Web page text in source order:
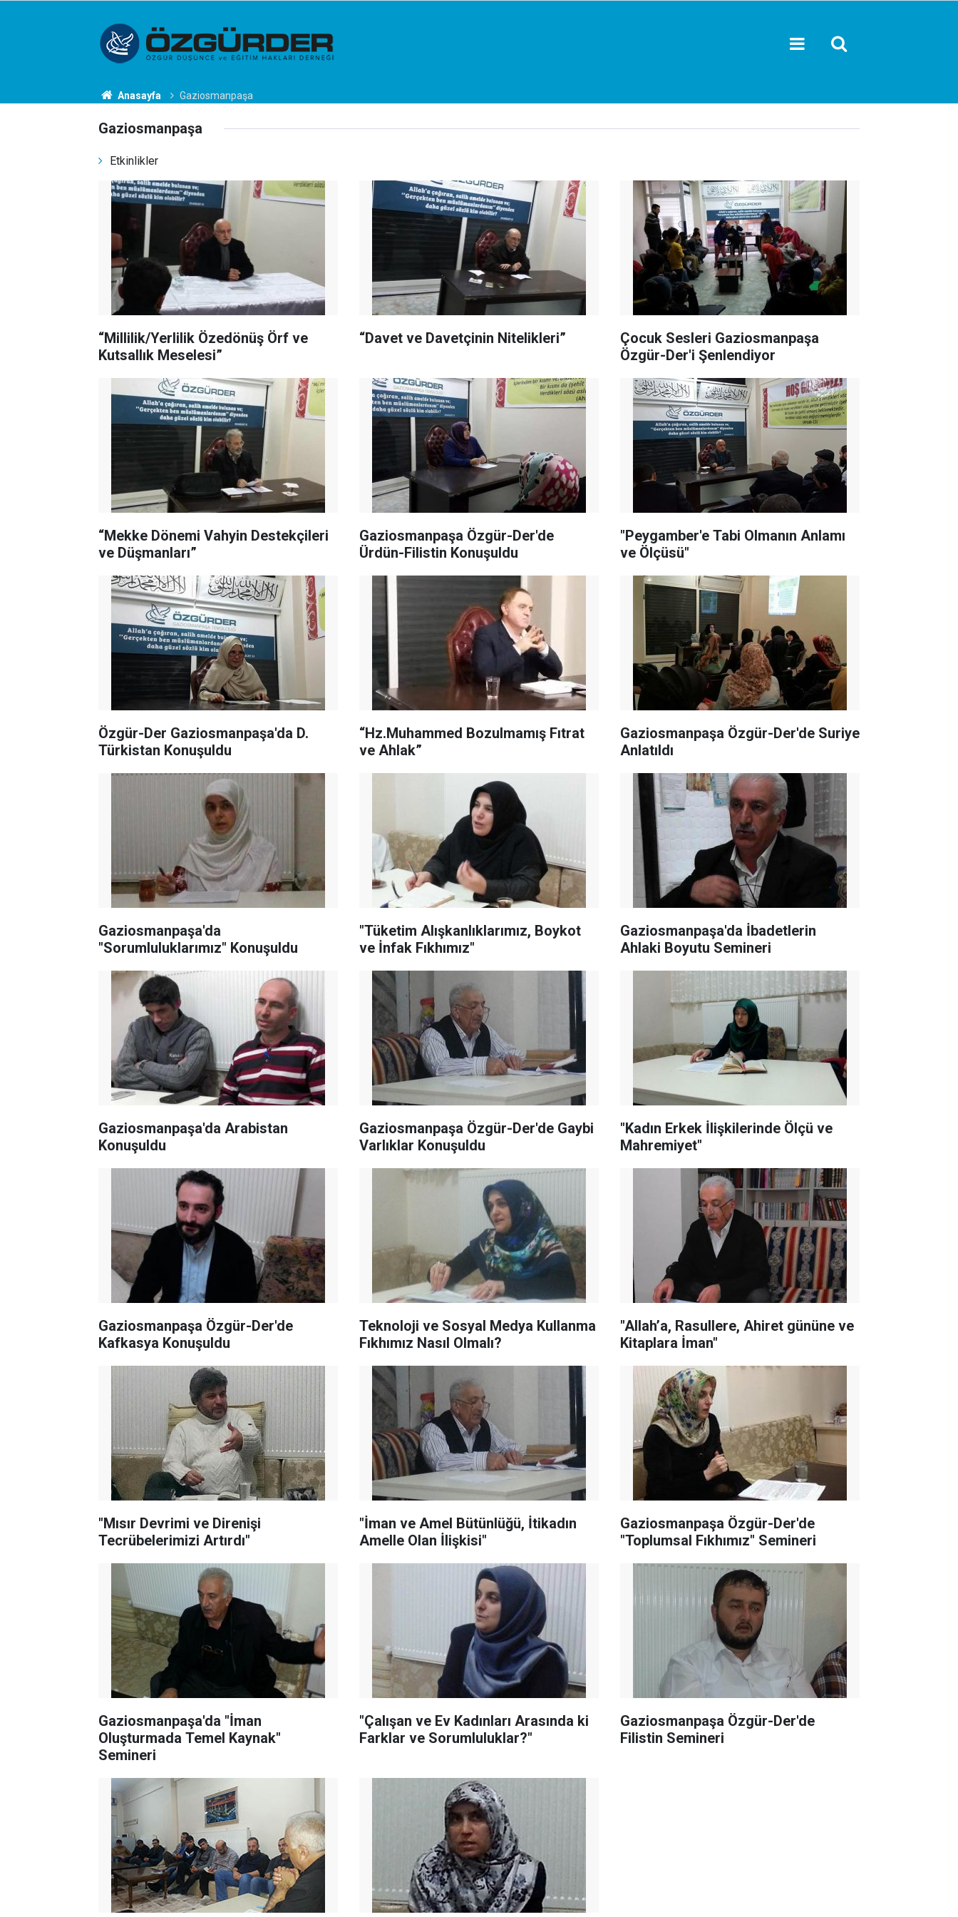
Anasayfa Gaziosmanpaşa
Gaziosmanpaşa
Etkinlikler
“Millilik/Yerlilik Özedönüş Örf ve
Kutsallık Meselesi”
“Davet ve Davetçinin Nitelikleri”
Çocuk Sesleri Gaziosmanpaşa
Özgür-Der'i Şenlendiyor
“Mekke Dönemi Vahyin Destekçileri
ve Düşmanları”
Gaziosmanpaşa Özgür-Der'de
Ürdün-Filistin Konuşuldu
"Peygamber'e Tabi Olmanın Anlamı
ve Ölçüsü"
Özgür-Der Gaziosmanpaşa'da D.
Türkistan Konuşuldu
“Hz.Muhammed Bozulmamış Fıtrat
ve Ahlak”
Gaziosmanpaşa Özgür-Der'de Suriye
Anlatıldı
Gaziosmanpaşa'da
"Sorumluluklarımız" Konuşuldu
"Tüketim Alışkanlıklarımız, Boykot
ve İnfak Fıkhımız"
Gaziosmanpaşa'da İbadetlerin
Ahlaki Boyutu Semineri
Gaziosmanpaşa'da Arabistan
Konuşuldu
Gaziosmanpaşa Özgür-Der'de Gaybi
Varlıklar Konuşuldu
"Kadın Erkek İlişkilerinde Ölçü ve
Mahremiyet"
Gaziosmanpaşa Özgür-Der'de
Kafkasya Konuşuldu
Teknoloji ve Sosyal Medya Kullanma
Fıkhımız Nasıl Olmalı?
"Allah’a, Rasullere, Ahiret gününe ve
Kitaplara İman"
"Mısır Devrimi ve Direnişi
Tecrübelerimizi Artırdı"
"İman ve Amel Bütünlüğü, İtikadın
Amelle Olan İlişkisi"
Gaziosmanpaşa Özgür-Der'de
"Toplumsal Fıkhımız" Semineri
Gaziosmanpaşa'da "İman
Oluşturmada Temel Kaynak"
Semineri
"Çalışan ve Ev Kadınları Arasında ki
Farklar ve Sorumluluklar?"
Gaziosmanpaşa Özgür-Der'de
Filistin Semineri